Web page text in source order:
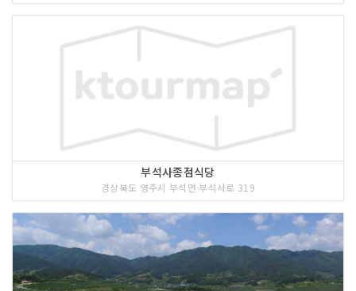
경상북도 영주시 문수면 수도리에 있는
무섬마을은 안동의 하회마을, 예천의 회
룡포, 영월의 선암마을과 청령포와 같이
마을의 3면이 물로 둘러 쌓여 있는 대표
적인 물돌이 마을이다. 낙동강의 지류인
내성천과 영주천이 합수되어 태백산과 소
백산 줄기를 끼고 마을의 삼면을 감싸듯
휘감아 돌아 마치 섬처럼 육지속의 섬마
을로 전통을 고스란히 간직한채 살아가고
있는 마을이다. 강변에 넓은 백사장이 펼
쳐져 있고, 그 건너편으로는 울창한 숲이
부석사종점식당
경상북도 영주시 부석면 부석사로 319